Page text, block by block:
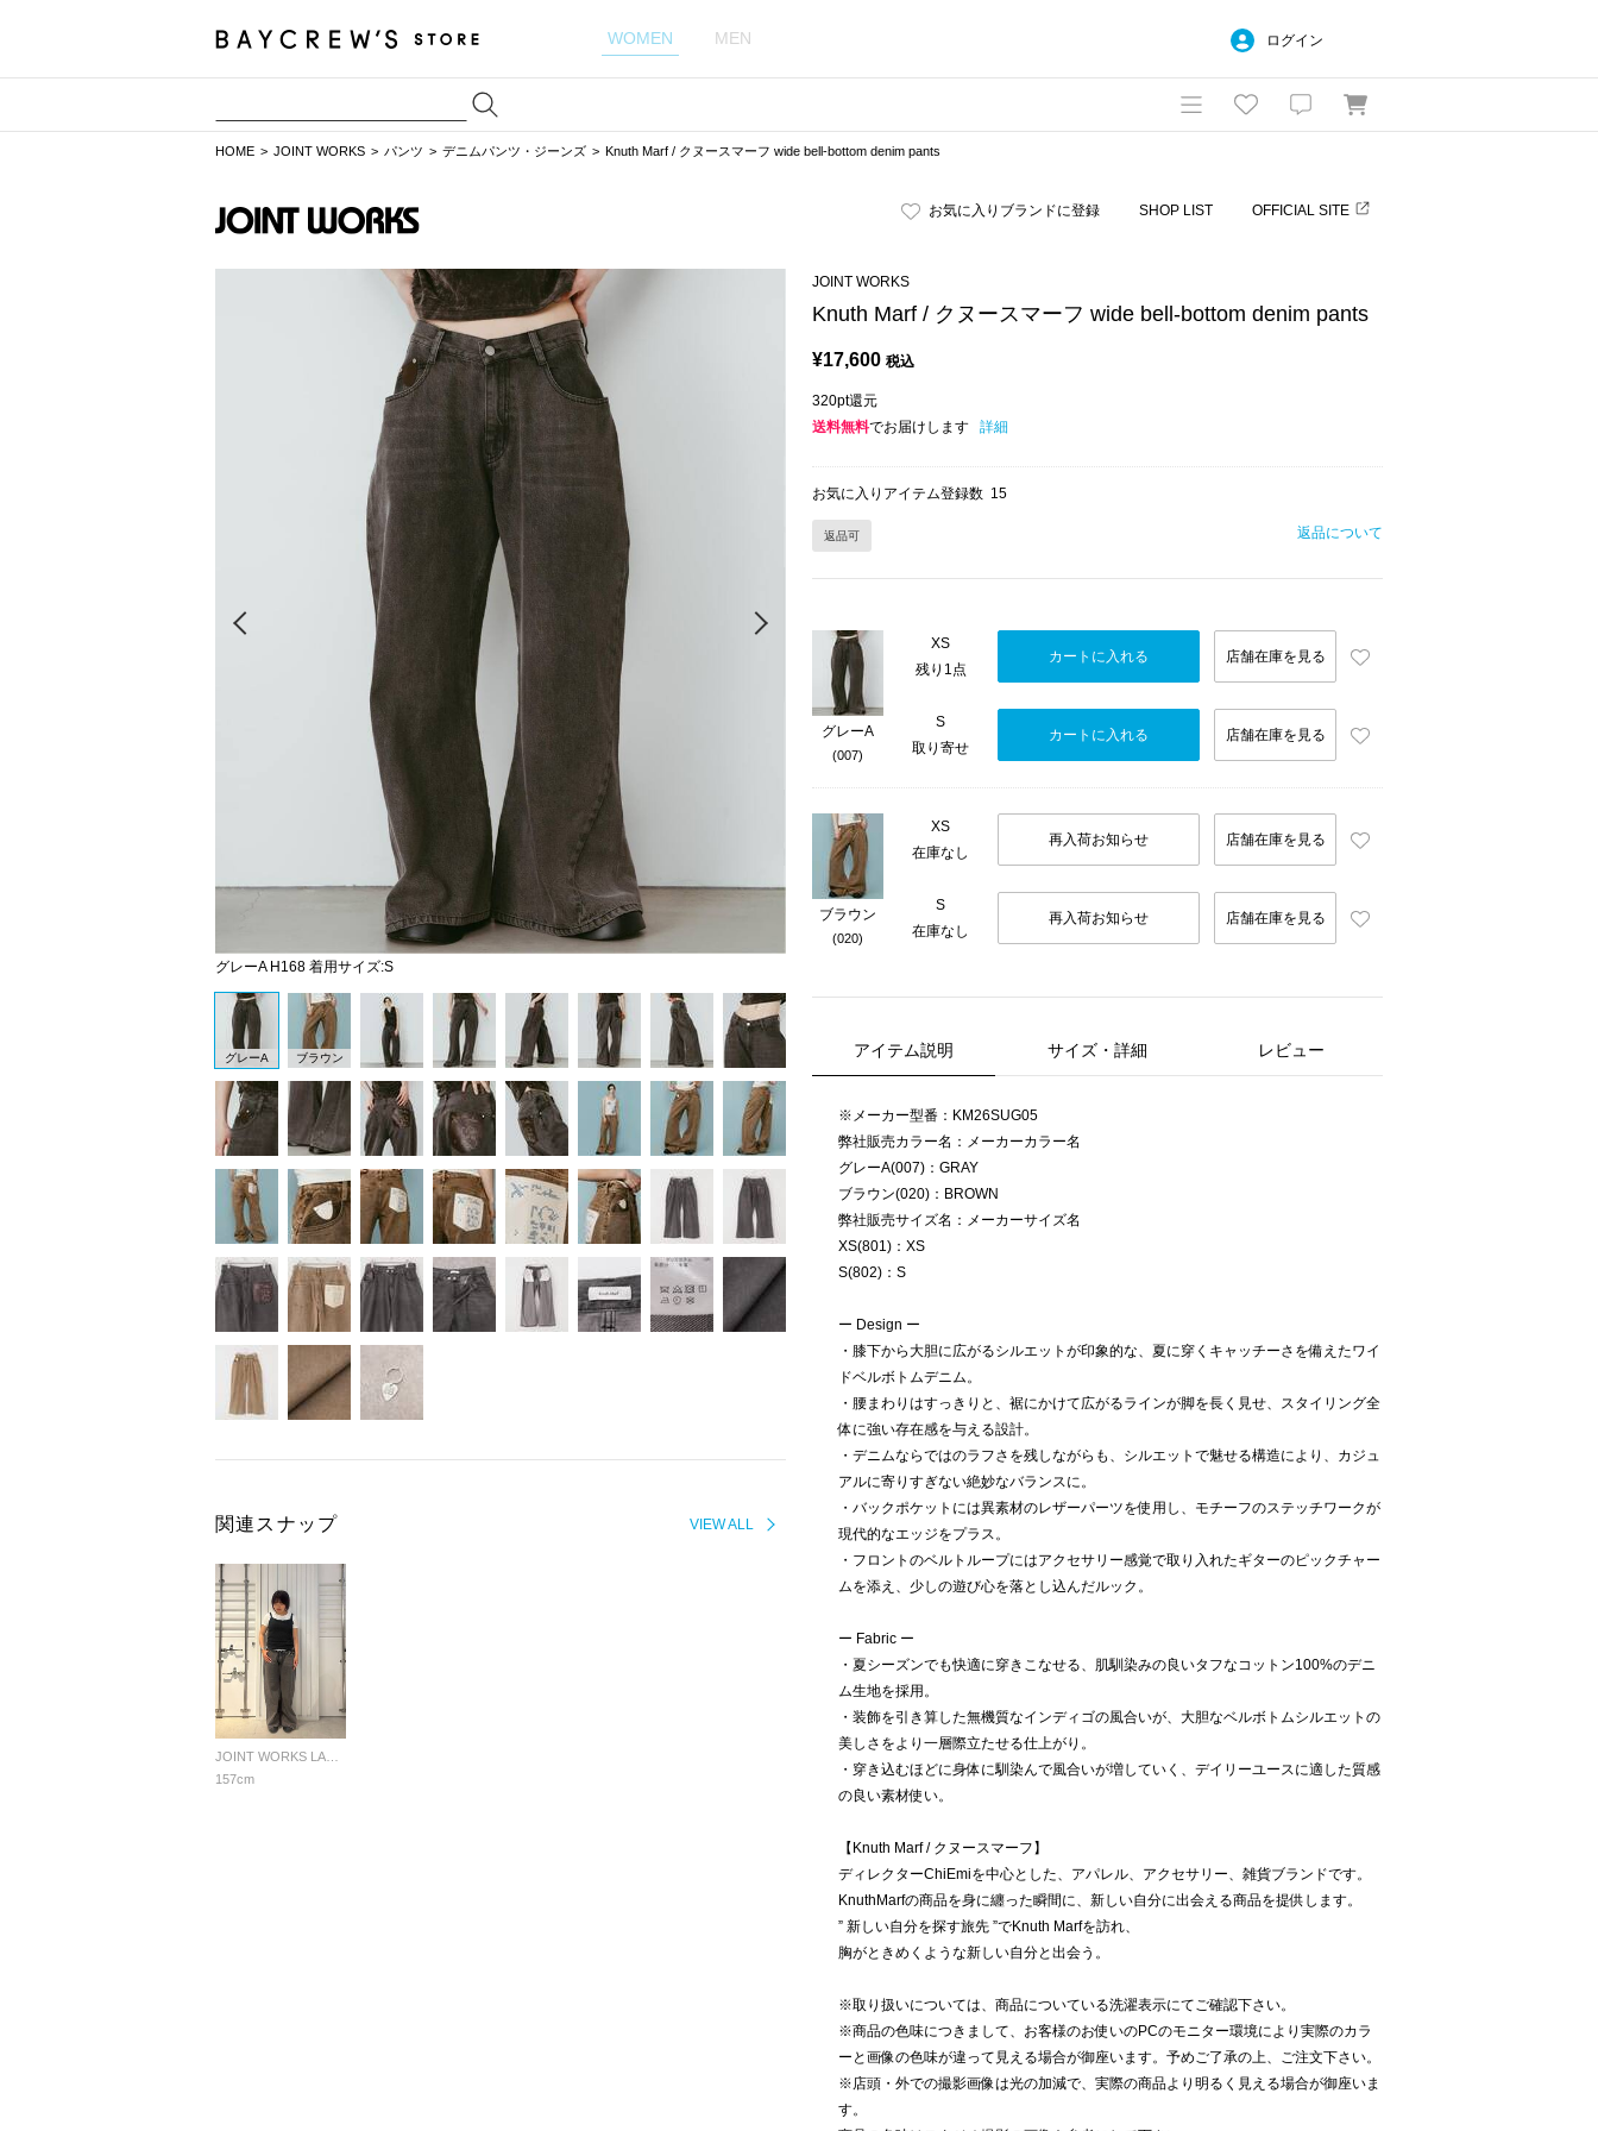
WOMEN MEN ログイン
HOME JOINT WORKS パンツ デニムパンツ・ジーンズ Knuth Marf / クヌースマーフ wide bell-bottom denim pants
お気に入りブランドに登録 SHOP LIST OFFICIAL SITE
グレーA H168 着用サイズ:S
グレーA ブラウン
VIEW ALL
関連スナップ
157cm
JOINT WORKS
Knuth Marf / クヌースマーフ wide bell-bottom denim pants
¥17,600 税込
320pt還元
送料無料でお届けします 詳細
お気に入りアイテム登録数 15
返品可 返品について
グレーA
(007)
XS
残り1点
カートに入れる 店舗在庫を見る
S
取り寄せ
カートに入れる 店舗在庫を見る
ブラウン
(020)
XS
在庫なし
再入荷お知らせ 店舗在庫を見る
S
在庫なし
再入荷お知らせ 店舗在庫を見る
アイテム説明 サイズ・詳細 レビュー
※メーカー型番：KM26SUG05
弊社販売カラー名：メーカーカラー名
グレーA(007)：GRAY
ブラウン(020)：BROWN
弊社販売サイズ名：メーカーサイズ名
XS(801)：XS
S(802)：S
ー Design ー
・膝下から大胆に広がるシルエットが印象的な、夏に穿くキャッチーさを備えたワイ
ドベルボトムデニム。
・腰まわりはすっきりと、裾にかけて広がるラインが脚を長く見せ、スタイリング全
体に強い存在感を与える設計。
・デニムならではのラフさを残しながらも、シルエットで魅せる構造により、カジュ
アルに寄りすぎない絶妙なバランスに。
・バックポケットには異素材のレザーパーツを使用し、モチーフのステッチワークが
現代的なエッジをプラス。
・フロントのベルトループにはアクセサリー感覚で取り入れたギターのピックチャー
ムを添え、少しの遊び心を落とし込んだルック。
ー Fabric ー
・夏シーズンでも快適に穿きこなせる、肌馴染みの良いタフなコットン100%のデニ
ム生地を採用。
・装飾を引き算した無機質なインディゴの風合いが、大胆なベルボトムシルエットの
美しさをより一層際立たせる仕上がり。
・穿き込むほどに身体に馴染んで風合いが増していく、デイリーユースに適した質感
の良い素材使い。
【Knuth Marf / クヌースマーフ】
ディレクターChiEmiを中心とした、アパレル、アクセサリー、雑貨ブランドです。
KnuthMarfの商品を身に纏った瞬間に、新しい自分に出会える商品を提供します。
” 新しい自分を探す旅先 ”でKnuth Marfを訪れ、
胸がときめくような新しい自分と出会う。
※取り扱いについては、商品についている洗濯表示にてご確認下さい。
※商品の色味につきまして、お客様のお使いのPCのモニター環境により実際のカラ
ーと画像の色味が違って見える場合が御座います。予めご了承の上、ご注文下さい。
※店頭・外での撮影画像は光の加減で、実際の商品より明るく見える場合が御座いま
す。